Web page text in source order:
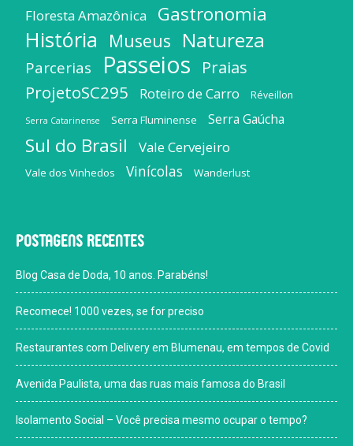
Floresta Amazônica Gastronomia
História Museus Natureza
Parcerias Passeios
Praias
ProjetoSC295
Roteiro de Carro Réveillon
Serra Catarinense Serra Fluminense Serra Gaúcha
Sul do Brasil Vale Cervejeiro
Vale dos Vinhedos Vinícolas Wanderlust
Postagens recentes
Blog Casa de Doda, 10 anos. Parabéns!
Recomece! 1000 vezes, se for preciso
Restaurantes com Delivery em Blumenau, em tempos de Covid
Avenida Paulista, uma das ruas mais famosa do Brasil
Isolamento Social – Você precisa mesmo ocupar o tempo?